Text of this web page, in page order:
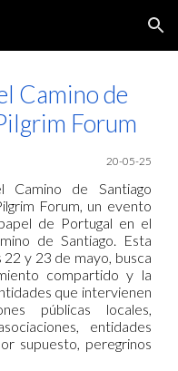
Skip to navigation
Camino de
Forum
20-05-25
Camino de Santiago
Forum, un evento
de Portugal en el
de Santiago. Esta
y 23 de mayo, busca
compartido y la
que intervienen
públicas locales,
entidades
supuesto, peregrinos